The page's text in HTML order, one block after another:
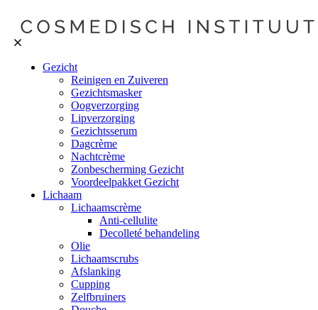
Gezicht
Reinigen en Zuiveren
Gezichtsmasker
Oogverzorging
Lipverzorging
Gezichtsserum
Dagcrème
Nachtcrème
Zonbescherming Gezicht
Voordeelpakket Gezicht
Lichaam
Lichaamscrème
Anti-cellulite
Decolleté behandeling
Olie
Lichaamscrubs
Afslanking
Cupping
Zelfbruiners